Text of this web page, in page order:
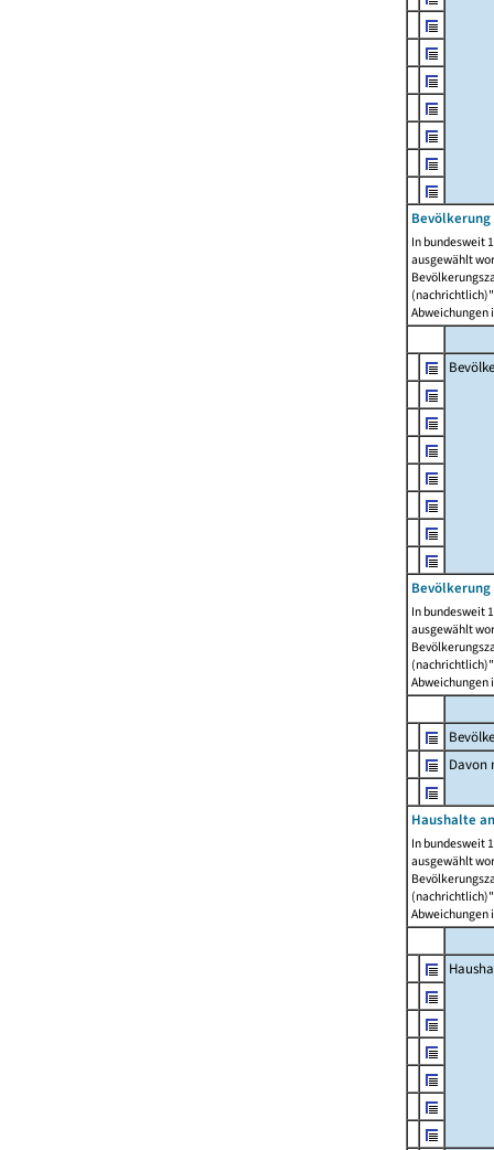
In bundesweit
ausgewählt
Abweichungen
In bundesweit
ausgewählt
Abweichungen
Davon
Haushalte
In bundesweit
ausgewählt
Abweichungen